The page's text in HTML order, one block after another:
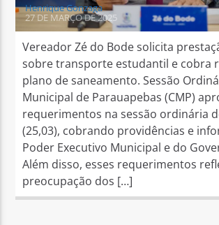
Henrique Gonzaga
27 DE MARÇO DE 2025
Vereador Zé do Bode solicita
sobre transporte estudantil e cobra
plano de saneamento. Sessão
Municipal de Parauapebas (CMP)
requerimentos na sessão ordinária
(25,03), cobrando providências e
Poder Executivo Municipal e do
Além disso, esses requerimentos
preocupação dos […]